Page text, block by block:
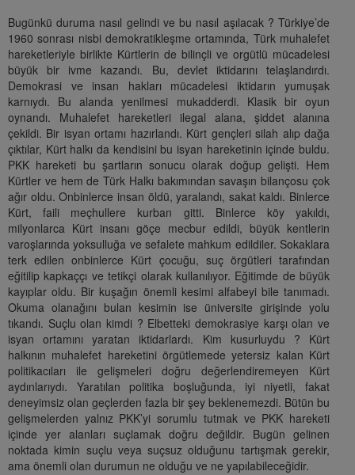
Bugünkü duruma nasıl gelindi ve bu nasıl aşılacak ? Türkiye’de
1960 sonrası nisbi demokratikleşme ortamında, Türk muhalefet
hareketleriyle birlikte Kürtlerin de bilinçli ve orgütlü mücadelesi
büyük bir ivme kazandı. Bu, devlet iktidarını telaşlandırdı.
Demokrasi ve insan hakları mücadelesi iktidarın yumuşak
karnıydı. Bu alanda yenilmesi mukadderdi. Klasik bir oyun
oynandı. Muhalefet hareketleri ilegal alana, şiddet alanına
çekildi. Bir isyan ortamı hazırlandı. Kürt gençleri silah alıp dağa
çıktılar, Kürt halkı da kendisini bu isyan hareketinin içinde buldu.
PKK hareketi bu şartların sonucu olarak doğup gelişti. Hem
Kürtler ve hem de Türk Halkı bakımından savaşın bilançosu çok
ağır oldu. Onbinlerce insan öldü, yaralandı, sakat kaldı. Binlerce
Kürt, faili meçhullere kurban gitti. Binlerce köy yakıldı,
milyonlarca Kürt insanı göçe mecbur edildi, büyük kentlerin
varoşlarında yoksulluğa ve sefalete mahkum edildiler. Sokaklara
terk edilen onbinlerce Kürt çocuğu, suç örgütleri tarafından
eğitilip kapkaççı ve tetikçi olarak kullanılıyor. Eğitimde de büyük
kayıplar oldu. Bir kuşağın önemli kesimi alfabeyi bile tanımadı.
Okuma olanağını bulan kesimin ise üniversite girişinde yolu
tıkandı. Suçlu olan kimdi ? Elbetteki demokrasiye karşı olan ve
isyan ortamını yaratan iktidarlardı. Kim kusurluydu ? Kürt
halkının muhalefet hareketini örgütlemede yetersiz kalan Kürt
politikacıları ile gelişmeleri doğru değerlendiremeyen Kürt
aydınlarıydı. Yaratılan politika boşluğunda, iyi niyetli, fakat
deneyimsiz olan geçlerden fazla bir şey beklenemezdi. Bütün bu
gelişmelerden yalnız PKK’yi sorumlu tutmak ve PKK hareketi
içinde yer alanları suçlamak doğru değildir. Bugün gelinen
noktada kimin suçlu veya suçsuz olduğunu tartışmak gerekir,
ama önemli olan durumun ne olduğu ve ne yapılabileceğidir.